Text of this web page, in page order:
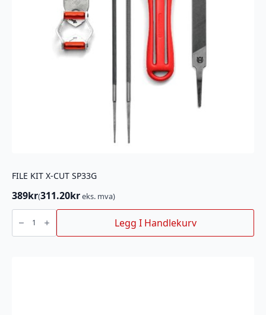
FILE KIT X-CUT SP33G
389kr(311.20kreks. mva)
FILE
CUT
Legg I Handlekurv